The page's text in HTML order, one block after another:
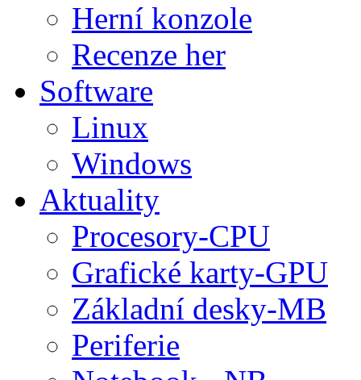
Herní konzole
Recenze her
Software
Linux
Windows
Aktuality
Procesory-CPU
Grafické karty-GPU
Základní desky-MB
Periferie